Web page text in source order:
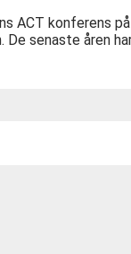
konferens
De senaste åren